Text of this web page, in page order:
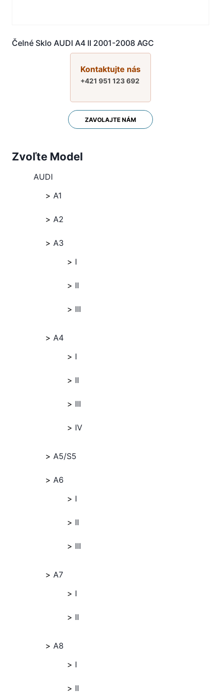
Čelné Sklo AUDI A4 II 2001-2008 AGC
Kontaktujte nás
+421 951 123 692
ZAVOLAJTE NÁM
Zvoľte Model
AUDI
A1
A2
A3
I
II
III
A4
I
II
III
IV
A5/S5
A6
I
II
III
A7
I
II
A8
I
II